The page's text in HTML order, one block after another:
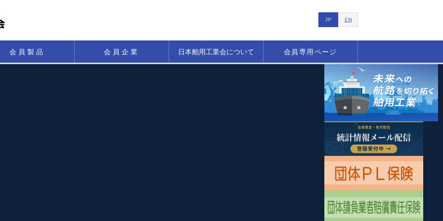
JP EN
会員製品 会員企業 日本舶用工業会について 会員専用ページ